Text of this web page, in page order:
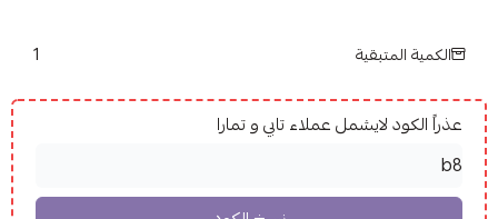
الكمية المتبقية 1
عذراً الكود لايشمل عملاء تابي و تمارا